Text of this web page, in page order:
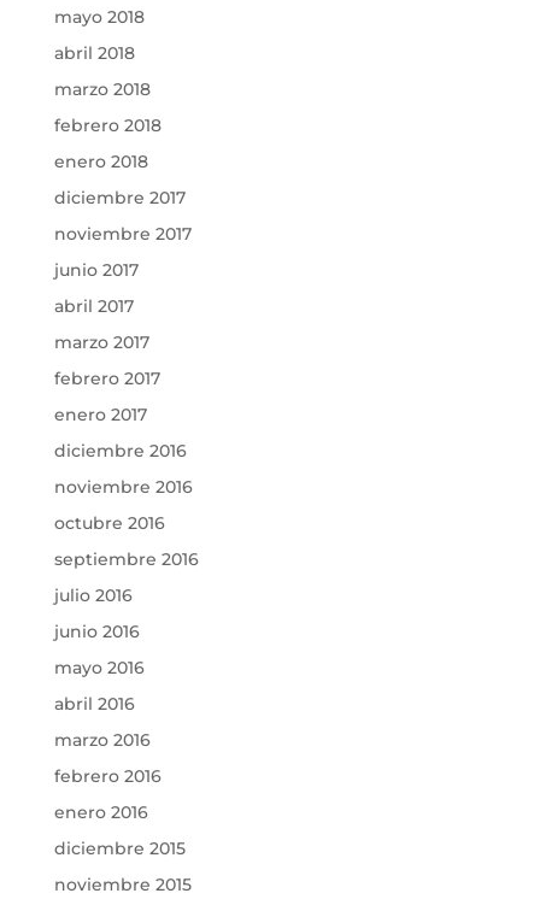
mayo 2018
abril 2018
marzo 2018
febrero 2018
enero 2018
diciembre 2017
noviembre 2017
junio 2017
abril 2017
marzo 2017
febrero 2017
enero 2017
diciembre 2016
noviembre 2016
octubre 2016
septiembre 2016
julio 2016
junio 2016
mayo 2016
abril 2016
marzo 2016
febrero 2016
enero 2016
diciembre 2015
noviembre 2015